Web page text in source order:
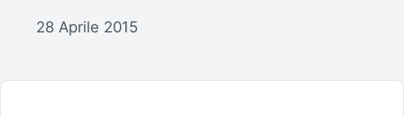
28 Aprile 2015